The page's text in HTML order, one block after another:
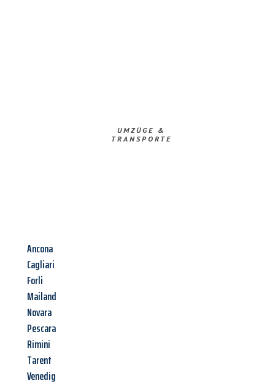
UMZÜGE &
TRANSPORTE
Ancona
Cagliari
Forli
Mailand
Novara
Pescara
Rimini
Tarent
Venedig